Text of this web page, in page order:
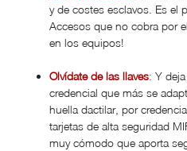
y de costes esclavos. Es el
Accesos que no cobra por
en los equipos!
Olvídate de las llaves: Y
credencial que más se
huella dactilar, por
tarjetas de alta seguridad
muy cómodo que aporta